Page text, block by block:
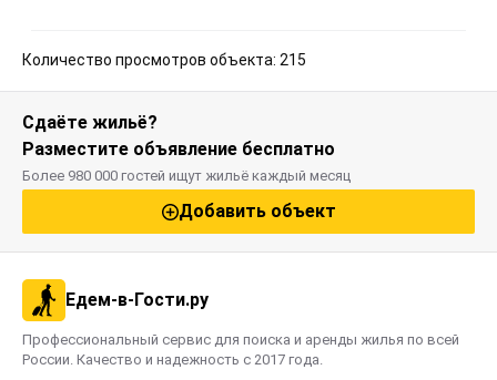
Количество просмотров объекта: 215
Сдаёте жильё?
Разместите объявление бесплатно
Более 980 000 гостей ищут жильё каждый месяц
Добавить объект
Едем-в-Гости.ру
Профессиональный сервис для поиска и аренды жилья по всей
России. Качество и надежность с 2017 года.